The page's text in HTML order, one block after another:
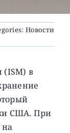
Новости
(ISM) в
США. При
на